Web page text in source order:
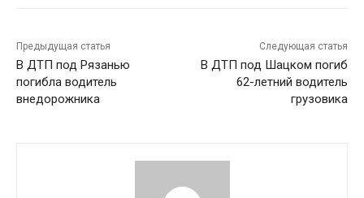
Предыдущая статья
В ДТП под Рязанью
погибла водитель
внедорожника
Следующая статья
В ДТП под Шацком погиб
62-летний водитель
грузовика